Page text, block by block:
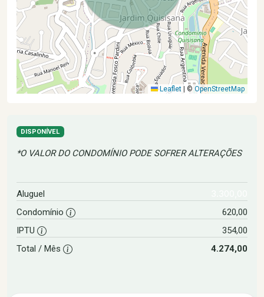
Leaflet © OpenStreetMap
DISPONÍVEL
*O VALOR DO CONDOMÍNIO PODE SOFRER ALTERAÇÕES
Aluguel
Condomínio
620,00
IPTU
354,00
Total / Mês
4.274,00